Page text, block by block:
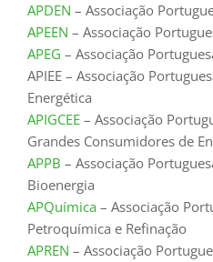
APDEN – Associação
APEEN – Associação
APEG – Associação
APIEE – Associação
Energética
APIGCEE – Associação
Grandes Consumidores de
APPB – Associação
Bioenergia
APQuímica – Associação
Petroquímica e Refinação
APREN – Associação